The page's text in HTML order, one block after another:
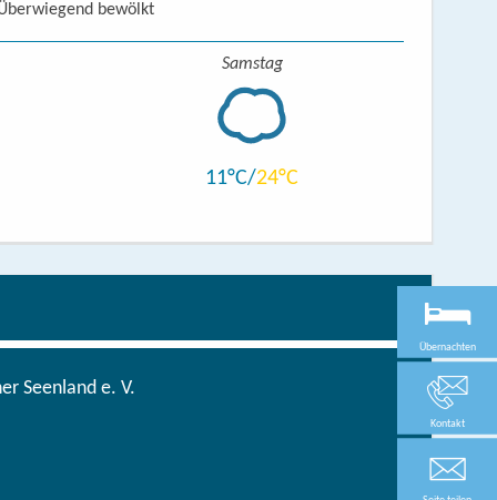
bewölkt
Samstag
11 24
Seenland e. V.
Übernachten
Kontakt